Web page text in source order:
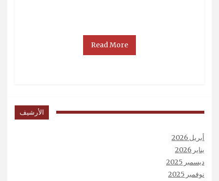
Read More
الأرشيف
أبريل 2026
يناير 2026
ديسمبر 2025
نوفمبر 2025